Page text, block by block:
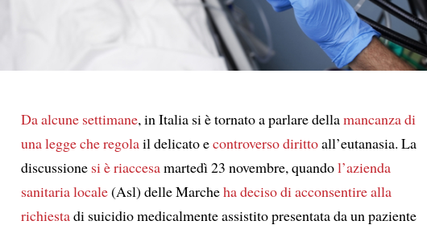
Da alcune settimane, in Italia si è tornato a parlare dellamancanza di
una legge che regolail delicato econtroversodirittoall’eutanasia. La
discussione si è riaccesamartedì 23 novembre, quandol’azienda
sanitaria locale(Asl) delle Marcheha deciso diacconsentire alla
richiestadi suicidio medicalmente assistito presentata da un paziente